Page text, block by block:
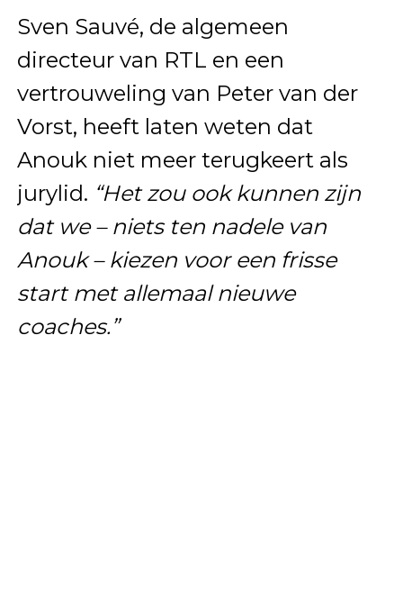
Sven Sauvé, de algemeen
directeur van RTL en een
vertrouweling van Peter van der
Vorst, heeft laten weten dat
Anouk niet meer terugkeert als
jurylid. “Het zou ook kunnen zijn
dat we – niets ten nadele van
Anouk – kiezen voor een frisse
start met allemaal nieuwe
coaches.”